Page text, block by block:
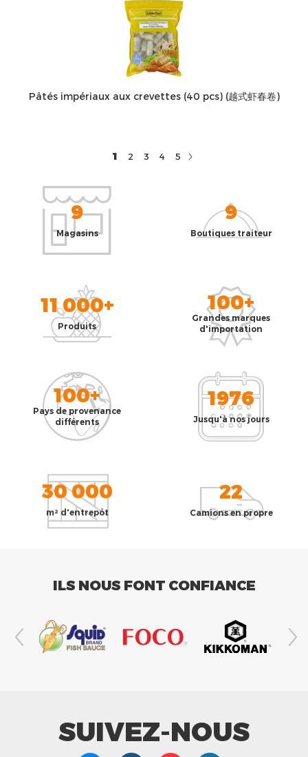
Pâtés impériaux aux crevettes (40 pcs) (越式虾春卷)
1 2 3 4 5
9
Magasins
9
Boutiques traiteur
11 000+
Produits
100+
Grandes marques
d'importation
100+
Pays de provenance
différents
1976
Jusqu'à nos jours
30 000
m² d'entrepôt
22
Camions en propre
ILS NOUS FONT CONFIANCE
SUIVEZ-NOUS